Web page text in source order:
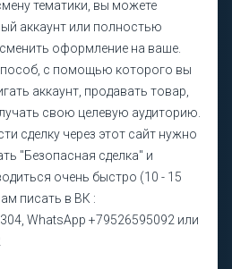
тематики, вы можете
аккаунт или полностью
оформление на ваше.
с помощью которого вы
аккаунт, продавать товар,
свою целевую аудиторию.
сделку через этот сайт нужно
"Безопасная сделка" и
очень быстро (10 - 15
писать в ВК :
WhatsApp +79526595092 или